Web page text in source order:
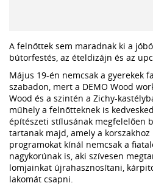
A felnőttek sem maradnak ki a
bútorfestés, az ételdizájn és az
Május 19-én nemcsak a gyerekek
szabadon, mert a DEMO Wood
Wood és a szintén a Zichy-
műhely a felnőtteknek is
építészeti stílusának megfelelően
tartanak majd, amely a
programokat kínál nemcsak a
nagykorúnak is, aki szívesen
lomjainkat újrahasznosítani,
lakomát csapni.